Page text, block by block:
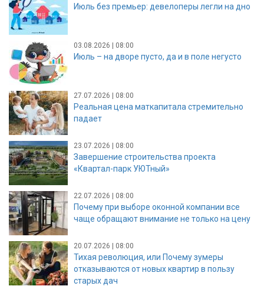
Июль без премьер: девелоперы легли на дно
03.08.2026 | 08:00
Июль – на дворе пусто, да и в поле негусто
27.07.2026 | 08:00
Реальная цена маткапитала стремительно
падает
23.07.2026 | 08:00
Завершение строительства проекта
«Квартал-парк УЮТный»
22.07.2026 | 08:00
Почему при выборе оконной компании все
чаще обращают внимание не только на цену
20.07.2026 | 08:00
Тихая революция, или Почему зумеры
отказываются от новых квартир в пользу
старых дач